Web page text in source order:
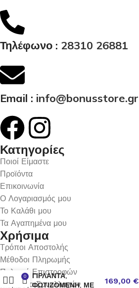
Τηλέφωνο : 28310 26881
Email : info@bonusstore.gr
Κατηγορίες
Ποιοί Είμαστε
Προϊόντα
Επικοινωνία
Ο Λογαριασμός μου
Το Καλάθι μου
Τα Αγαπημένα μου
Χρήσιμα
Τρόποι Αποστολής
Μέθοδοι Πληρωμής
Πολιτική Επιστροφών
Ασφάλεια Συναλλαγών
ΚΟΛΩΝΑ ΜΕ
ΧΡΙΣΤΟΥΓΕΝΝΙΑΤΙΚΗ
ΓΙΡΛΑΝΤΑ,
ΦΩΤΙΖΟΜΕΝΗ, ΜΕ
169,00 €
0